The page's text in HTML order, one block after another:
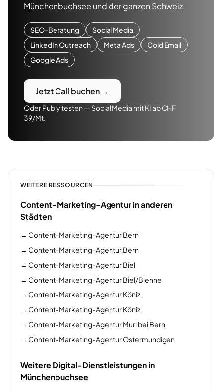
Münchenbuchsee und der ganzen Schweiz.
SEO-Beratung
Social Media
LinkedIn Outreach
Meta Ads
Cold Email
Google Ads
Jetzt Call buchen →
Oder Publy testen — Social Media mit KI ab CHF
39/Mt.
WEITERE RESSOURCEN
Content-Marketing-Agentur in anderen
Städten
→ Content-Marketing-Agentur Bern
→ Content-Marketing-Agentur Bern
→ Content-Marketing-Agentur Biel
→ Content-Marketing-Agentur Biel/Bienne
→ Content-Marketing-Agentur Köniz
→ Content-Marketing-Agentur Köniz
→ Content-Marketing-Agentur Muri bei Bern
→ Content-Marketing-Agentur Ostermundigen
Weitere Digital-Dienstleistungen in
Münchenbuchsee